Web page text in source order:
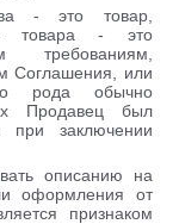
- это товар,
товара - это
требованиям,
Соглашения, или
рода обычно
Продавец был
при заключении
описанию на
оформления от
признаком